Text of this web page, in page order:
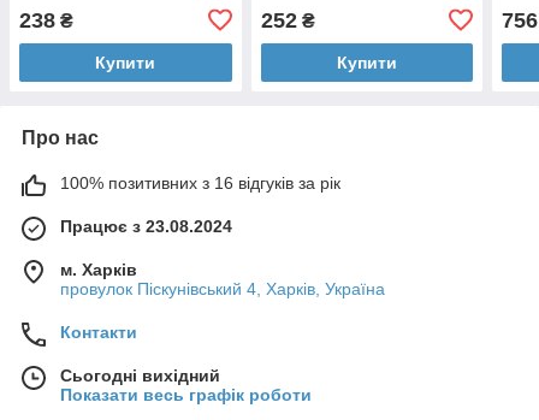
238 ₴
Купити
252₴
Купити
756
Про нас
100% позитивних з 16 відгуків за рік
Працює з 23.08.2024
м. Харків
провулок Піскунівський 4, Харків, Україна
Контакти
Сьогодні вихідний
Показати весь графік роботи